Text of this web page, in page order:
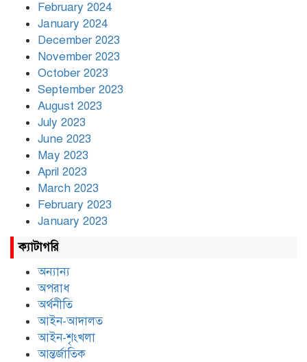
February 2024
January 2024
December 2023
November 2023
October 2023
September 2023
August 2023
July 2023
June 2023
May 2023
April 2023
March 2023
February 2023
January 2023
ক্যাটাগরি
অন্যান্য
অপরাধ
অর্থনীতি
আইন-আদালত
আইন-শৃংখলা
আন্তর্জাতিক